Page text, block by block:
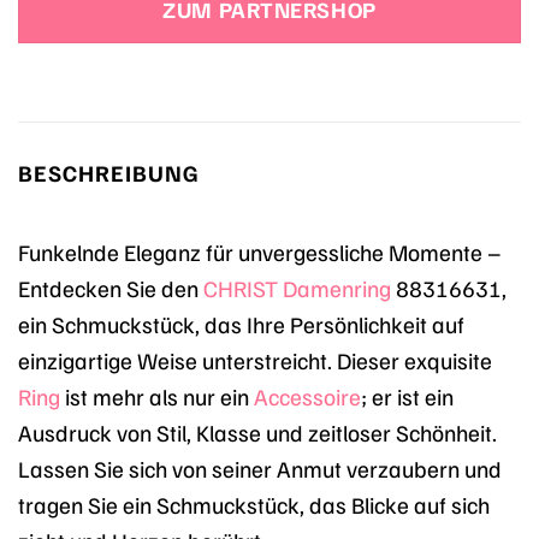
899,00 €559,00 €.
ZUM PARTNERSHOP
BESCHREIBUNG
Funkelnde Eleganz für unvergessliche Momente –
Entdecken Sie denCHRIST Damenring 88316631,
ein Schmuckstück, das Ihre Persönlichkeit auf
einzigartige Weise unterstreicht. Dieser exquisite
Ring ist mehr als nur ein Accessoire; er ist ein
Ausdruck von Stil, Klasse und zeitloser Schönheit.
Lassen Sie sich von seiner Anmut verzaubern und
tragen Sie ein Schmuckstück, das Blicke auf sich